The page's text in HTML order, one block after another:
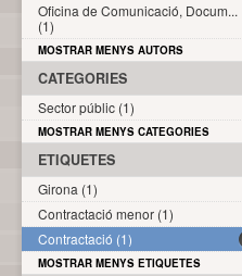
Oficina de Comunicació, Docum...
(1)
MOSTRAR MENYS AUTORS
CATEGORIES
Sector públic (1)
MOSTRAR MENYS CATEGORIES
ETIQUETES
Girona (1)
Contractació menor (1)
Contractació (1)
MOSTRAR MENYS ETIQUETES